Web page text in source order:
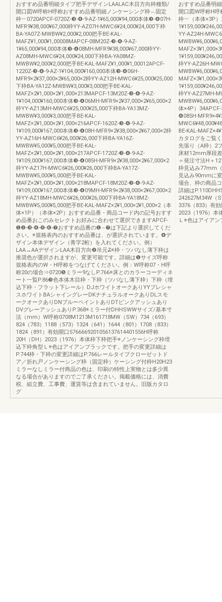
おすすめ品番明細タイプ把手デザインLAALAC木目方向枠種類/
開口図W呼称H呼称おすすめ品番明細ノンケーシング枠︵固定
枠︶0720APCF-0720Z-❸-❹-9-AZ-1¥65,000¥94,000本体❸-❹07H-
MFR9¥38,000¥67,000枠YY-AZ07H-MWC6¥24,000¥24,000下枠
BA-YA07Z-MWBW¥2,000¥2,000把手BE-KAL-
MAFZ¥1,000¥1,00008MAPCF-08M20Z-❸-❹-9-AZ-
1¥65,000¥94,000本体❸-❹08MH-MFR9¥38,000¥67,000枠YY-
AZ08MH-MWC6¥24,000¥24,000下枠BA-YA08MZ-
MWBW¥2,000¥2,000把手BE-KAL-MAFZ¥1,000¥1,00012APCF-
1220Z-❸-❹-9-AZ-1¥104,000¥160,000本体❸-❹06H-
MFR9×2¥37,000×2¥65,000×2枠YY-AZ12H-MWC6¥25,000¥25,000
下枠BA-YA12Z-MWBW¥3,000¥3,000把手BE-KAL-
MAFZ×2¥1,000×2¥1,000×213MAPCF-13M20Z-❸-❹-9-AZ-
1¥104,000¥160,000本体❸-❹06MH-MFR9×2¥37,000×2¥65,000×2
枠YY-AZ13MH-MWC6¥25,000¥25,000下枠BA-YA13MZ-
MWBW¥3,000¥3,000把手BE-KAL-
MAFZ×2¥1,000×2¥1,000×216APCF-1620Z-❸-❹-9-AZ-
1¥109,000¥167,000本体❸-❹08H-MFR9×2¥38,000×2¥67,000×2枠
YY-AZ16H-MWC6¥26,000¥26,000下枠BA-YA16Z-
MWBW¥5,000¥5,000把手BE-KAL-
MAFZ×2¥1,000×2¥1,000×217APCF-1720Z-❸-❹-9-AZ-
1¥109,000¥167,000本体❸-❹085H-MFR9×2¥38,000×2¥67,000×2
枠YY-AZ17H-MWC6¥26,000¥26,000下枠BA-YA17Z-
MWBW¥5,000¥5,000把手BE-KAL-
MAFZ×2¥1,000×2¥1,000×218MAPCF-18M20Z-❸-❹-9-AZ-
1¥109,000¥167,000本体❸-❹09MH-MFR9×2¥38,000×2¥67,000×2
枠YY-AZ18MH-MWC6¥26,000¥26,000下枠BA-YA18MZ-
MWBW¥5,000¥5,000把手BE-KAL-MAFZ×2¥1,000×2¥1,000×2（本
体×1P）（本体×2P）おすすめ品番・商品コード内の記号おすす
め品番おこのみセレクトお好みに合わせて選択できますAPCF-
❶❷-❸-❹-❺-❻-❼おすすめ品番の❶∼❼は下記より選択してくだ
さい。※規格表内のおすすめ品番は、が選択されています。❹デ
ザイン本体デザイン（青字2桁）を入れてください。例）
LAA→AAデザインLAA木目方向❷吊元Z̶※枠・ツバなし薄下枠は
推奨色が選択されますが、変更可能です。詳細は❶サイズ呼称
規格表内のW・H呼称をつなげてください。例：W呼称07・H呼
称20の場合⇒0720❺ミラー9なしP.766※床とのカラーコーディネ
ート一覧P.86❸色本体木目枠・下枠（ツバなし薄下枠）下枠（埋
込下枠・フラット下レール）DJホワイトオークありYYプレシャ
スホワイトBAシャイングレーDKナチュラルオークありDLスモ
ークオークありDNブルーペイントありDTピンクアッシュあり
DVグレーアッシュありP.368※ミラー付DHHSWWサイズ/基本寸
法（mm）W呼称0708M1213M161718MW（SW）734（693）
824（783）1188（573）1324（641）1644（801）1708（833）
1824（891）有効開口5766669201056137614401556H呼称
20H（DH）2023（1976）本体枠下枠把手※ノンケーシング枠埋
込下枠角型Ｌ※色はアイアンブラックです。把手の変更詳細は
P.744枠・下枠の変更詳細はP.766レールタイプクローゼットド
ア／折れ戸ノンケーシング枠（固定枠）ケーシング付枠H20H23
ミラーなしミラー付商品の色は、印刷の特性上実物とは多少異
なる場合がありますのでご了承ください。掲載価格には、消費
税、組立費、工事費、運賃等は含まれていません。旧版カタロ
グ
おすすめ品番明
開口図W呼称H
枠︶（本体×3P
YY-AZ24H-
枠YY-AZ26H-
枠YY-AZ27MH-
体×4P）
❹085H-
BE-KAL-
カタログをご覧
先張り（A枠）2
床材12mm厚段
＝発注寸法H＋
枠見込み77mm
見込み90mmに
場合、枠の商品
詳細は
242627M34W（
3376（833）有
2023（1976）本
Ｌ※色はアイア